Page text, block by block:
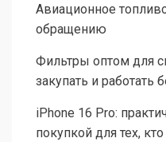
Авиационное
обращению
Фильтры оптом для
закупать и работать
iPhone 16 Pro:
покупкой для тех,